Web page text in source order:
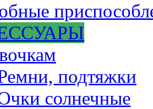
подтяжки
солнечные